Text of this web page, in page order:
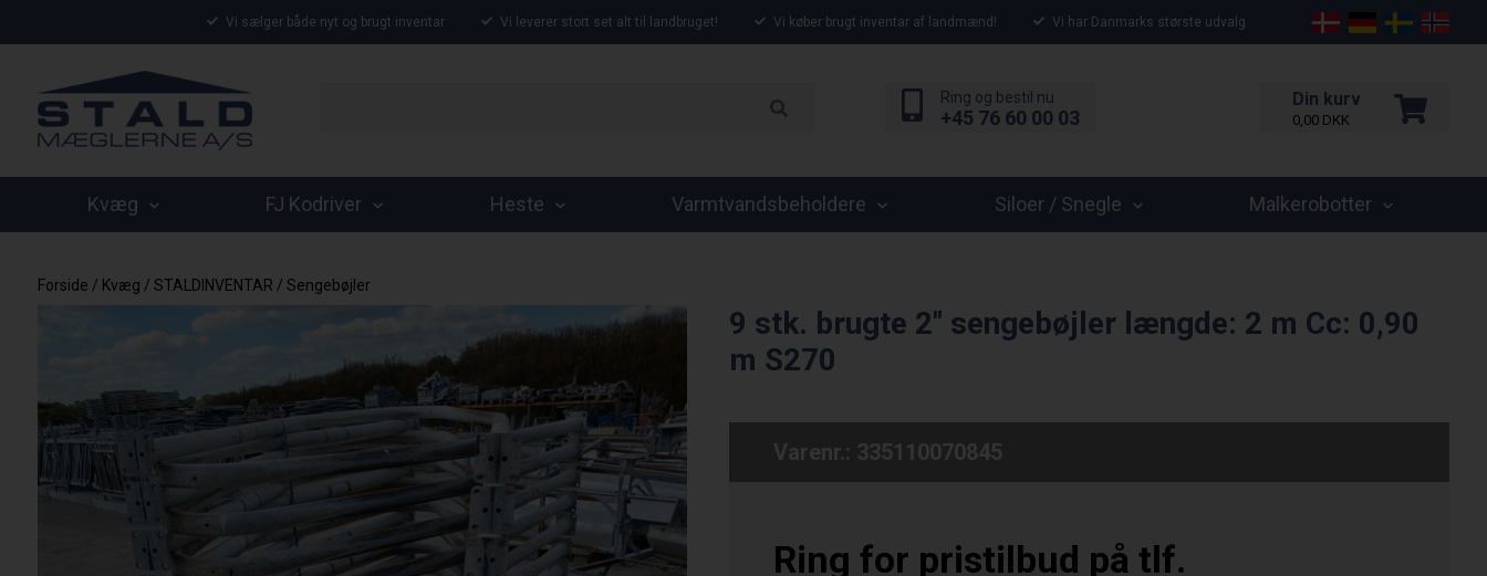
Vi sælger både nyt og brugt inventar Vi leverer stort set alt til landbruget! Vi køber brugt inventar af landmænd! Vi har Danmarks største udvalg
Din kurv
0,00 DKK
Ring og bestil nu
+45 76 60 00 03
Kvæg FJ Kodriver Heste Varmtvandsbeholdere Siloer / Snegle Malkerobotter
Forside / Kvæg / STALDINVENTAR / Sengebøjler
9 stk. brugte 2" sengebøjler længde: 2 m Cc: 0,90
m S270
Varenr.: 335110070845
Ring for pristilbud på tlf.